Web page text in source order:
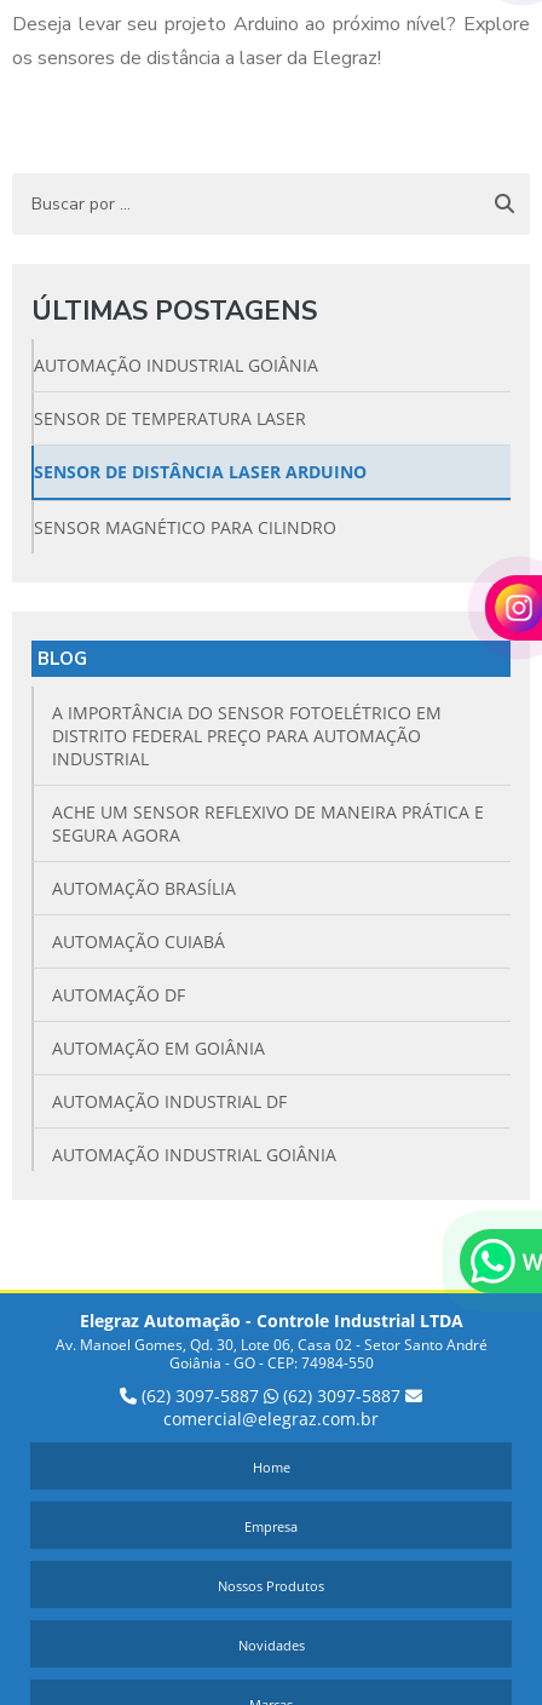
Deseja levar seu projeto Arduino ao próximo nível? Explore
os sensores de distância a laser da Elegraz!
ÚLTIMAS POSTAGENS
AUTOMAÇÃO INDUSTRIAL GOIÂNIA
SENSOR DE TEMPERATURA LASER
SENSOR DE DISTÂNCIA LASER ARDUINO
SENSOR MAGNÉTICO PARA CILINDRO
BLOG
A IMPORTÂNCIA DO SENSOR FOTOELÉTRICO EM
DISTRITO FEDERAL PREÇO PARA AUTOMAÇÃO
INDUSTRIAL
ACHE UM SENSOR REFLEXIVO DE MANEIRA PRÁTICA E
SEGURA AGORA
AUTOMAÇÃO BRASÍLIA
AUTOMAÇÃO CUIABÁ
AUTOMAÇÃO DF
AUTOMAÇÃO EM GOIÂNIA
AUTOMAÇÃO INDUSTRIAL DF
AUTOMAÇÃO INDUSTRIAL GOIÂNIA
COMO OS SENSORES INDUTIVOS E CAPACITIVOS
DESCUBRA COMO ECONOMIZAR NA COMPRA DE
SENSOR CAPACITIVO PREÇO
DICAS PARA ENCONTRAR O MELHOR SENSOR DE
TEMPERATURA INDUSTRIAL PREÇO
INDUTIVOS PREÇO PARA SEU PROJETO
DISPOSITIVO WIRELESS É UMA OPÇÃO PRÁTICA E
MODERNA PARA SUA INDÚSTRIA
EMPRESAS DE AUTOMAÇÃO INDUSTRIAL EM GOIÂNIA
Elegraz Automação - Controle Industrial LTDA
Av. Manoel Gomes, Qd. 30, Lote 06, Casa 02 - Setor Santo André
Goiânia - GO - CEP: 74984-550
(62) 3097-5887
(62) 3097-5887
comercial@elegraz.com.br
Home
Empresa
Nossos Produtos
Novidades